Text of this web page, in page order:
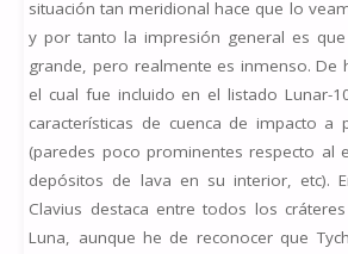
situación tan meridional hace que lo
y por tanto la impresión general es
grande, pero realmente es inmenso. De
el cual fue incluido en el listado Lunar-
características de cuenca de impacto a
(paredes poco prominentes respecto al
depósitos de lava en su interior, etc).
Clavius destaca entre todos los
Luna, aunque he de reconocer que